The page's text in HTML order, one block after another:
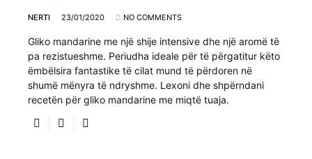
NERTI 23/01/2020 NO COMMENTS
Gliko mandarine me një shije intensive dhe një aromë të
pa rezistueshme. Periudha ideale për të përgatitur këto
ëmbëlsira fantastike të cilat mund të përdoren në
shumë mënyra të ndryshme. Lexoni dhe shpërndani
recetën për gliko mandarine me miqtë tuaja.